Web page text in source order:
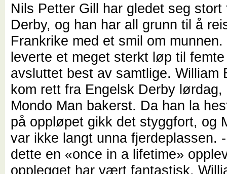
Nils Petter Gill har gledet seg stort
Derby, og han har all grunn til å
Frankrike med et smil om
leverte et meget sterkt løp til
avsluttet best av samtlige. William
kom rett fra Engelsk Derby lørdag,
Mondo Man bakerst. Da han la
på oppløpet gikk det styggfort, og
var ikke langt unna fjerdeplassen.
dette en «once in a lifetime»
opplegget har vært fantastisk.